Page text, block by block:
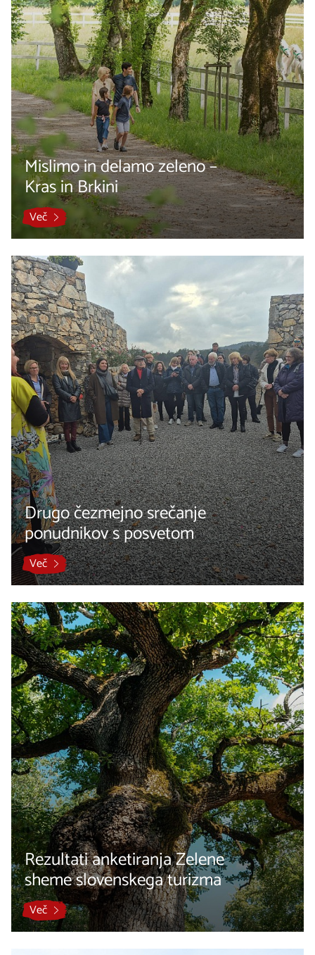
Mislimo in delamo zeleno –
Kras in Brkini
Več
Drugo čezmejno srečanje
ponudnikov s posvetom
Več
Rezultati anketiranja Zelene
sheme slovenskega turizma
Več